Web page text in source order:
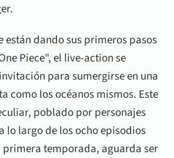
están dando sus primeros pasos
Piece", el live-action se
para sumergirse en una
como los océanos mismos. Este
poblado por personajes
lo largo de los ocho episodios
primera temporada, aguarda ser